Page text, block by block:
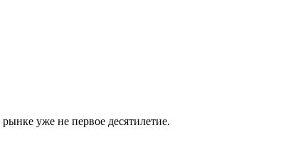
уже не первое десятилетие.